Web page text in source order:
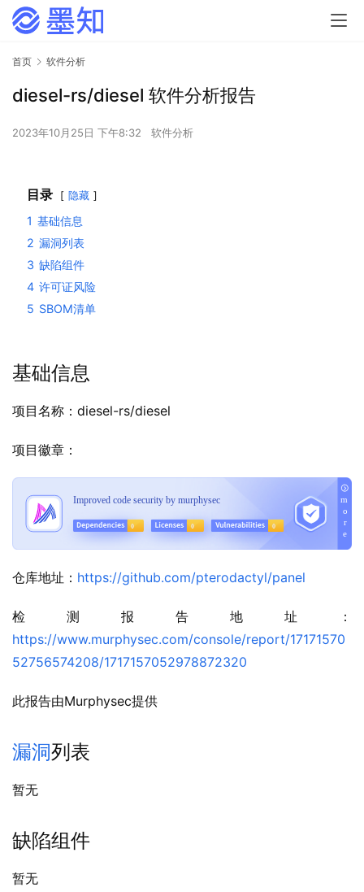
首页 软件分析
diesel-rs/diesel 软件分析报告
2023年10月25日 下午8:32 软件分析
目录 隐藏
1 基础信息
2 漏洞列表
3 缺陷组件
4 许可证风险
5 SBOM清单
基础信息
项目名称：diesel-rs/diesel
项目徽章：
仓库地址： https://github.com/pterodactyl/panel
检测报告地址：
https://www.murphysec.com/console/report/17171570
52756574208/1717157052978872320
此报告由Murphysec提供
漏洞列表
暂无
缺陷组件
暂无